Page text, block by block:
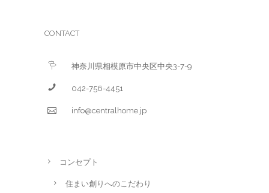
CONTACT
神奈川県相模原市中央区中央3-7-9
042-756-4451
info@centralhome.jp
コンセプト
住まい創りへのこだわり